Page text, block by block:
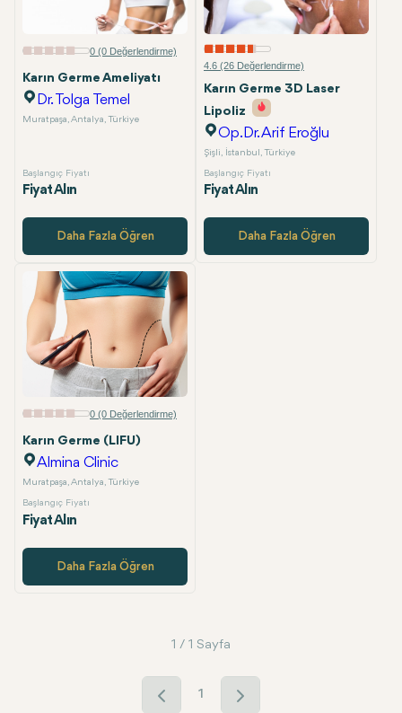
0 (0 Değerlendirme)
Karın Germe Ameliyatı
Dr. Tolga Temel
Muratpaşa, Antalya, Türkiye
Başlangıç Fiyatı
Fiyat Alın
Daha Fazla Öğren
4.6 (26 Değerlendirme)
Karın Germe 3D Laser
Lipoliz
Op.Dr. Arif Eroğlu
Şişli, İstanbul, Türkiye
Başlangıç Fiyatı
Fiyat Alın
Daha Fazla Öğren
0 (0 Değerlendirme)
Karın Germe (LIFU)
Almina Clinic
Muratpaşa, Antalya, Türkiye
Başlangıç Fiyatı
Fiyat Alın
Daha Fazla Öğren
1 / 1 Sayfa
1